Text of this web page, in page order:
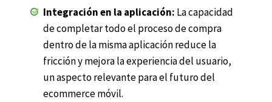
Integración en la aplicación: La capacidad
de completar todo el proceso de compra
dentro de la misma aplicación reduce la
fricción y mejora la experiencia del usuario,
un aspecto relevante para el futuro del
ecommerce móvil.